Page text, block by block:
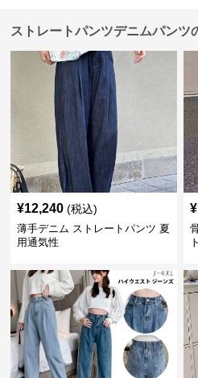
ストレートパンツデニムパンツ
¥12,240 (税込)
薄手デニム ストレートパンツ 夏
用通気性
¥